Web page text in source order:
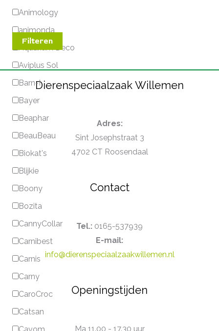
Animology
animonda
Aquarium Deco
Aviplus Sol
Barn-I
Bayer
Beaphar
BeauBeau
Biokat's
Blijkie
Boony
Bozita
CannyCollar
Carnibest
Carnis
Carny
CaroCroc
Catsan
Cavom
Filteren
Dierenspeciaalzaak Willemen
Adres:
Sint Josephstraat 3
4702 CT Roosendaal
Contact
Tel.: 0165-537939
E-mail:
info@dierenspeciaalzaakwillemen.nl
Openingstijden
Ma 11.00 - 17.30 uur